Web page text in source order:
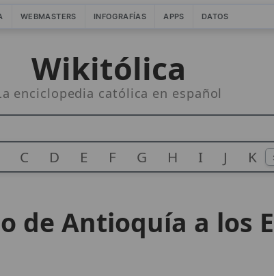
WEBMASTERS INFOGRAFÍAS APPS DATOS
Wikitólica
enciclopedia católica en español
C D E F G H I J K
de Antioquía a los